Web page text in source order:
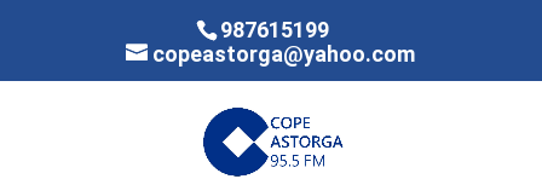
987615199
copeastorga@yahoo.com